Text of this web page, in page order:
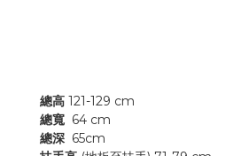
總高 121-129 cm
總寬 64 cm
總深 65cm